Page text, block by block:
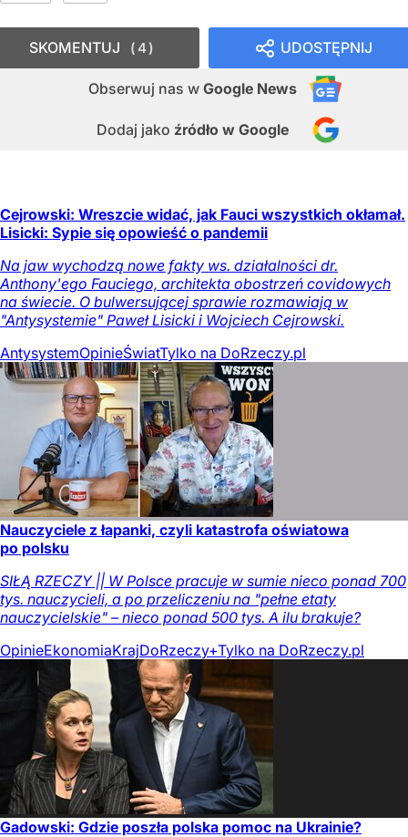
UDOSTĘPNIJ
Obserwuj nas w Google News
Dodaj jako źródło w Google
SKOMENTUJ 4
Cejrowski: Wreszcie widać, jak Fauci wszystkich okłamał.
Lisicki: Sypie się opowieść o pandemii
Na jaw wychodzą nowe fakty ws. działalności dr.
Anthony'ego Fauciego, architekta obostrzeń covidowych
na świecie. O bulwersującej sprawie rozmawiają w
"Antysystemie" Paweł Lisicki i Wojciech Cejrowski.
AntysystemOpinieŚwiatTylko na DoRzeczy.pl
Nauczyciele z łapanki, czyli katastrofa oświatowa
po polsku
SIŁĄ RZECZY || W Polsce pracuje w sumie nieco ponad 700
tys. nauczycieli, a po przeliczeniu na "pełne etaty
nauczycielskie" – nieco ponad 500 tys. A ilu brakuje?
OpinieEkonomiaKrajDoRzeczy+Tylko na DoRzeczy.pl
Gadowski: Gdzie poszła polska pomoc na Ukrainie?